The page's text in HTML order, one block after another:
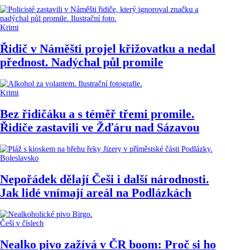
Krimi
Řidič v Náměšti projel křižovatku a nedal
přednost. Nadýchal půl promile
Krimi
Bez řidičáku a s téměř třemi promile.
Řidiče zastavili ve Žďáru nad Sázavou
Boleslavsko
Nepořádek dělají Češi i další národnosti.
Jak lidé vnímají areál na Podlázkách
Češi v číslech
Nealko pivo zažívá v ČR boom: Proč si ho